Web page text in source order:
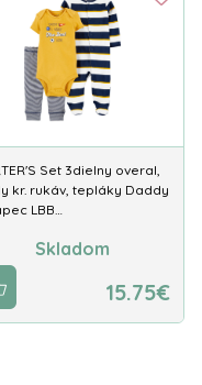
Set 3dielny overal,
kr. rukáv, tepláky Daddy
LBB…
Skladom
15.75€